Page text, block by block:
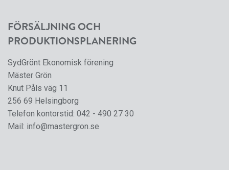
FÖRSÄLJNING OCH
PRODUKTIONSPLANERING
SydGrönt Ekonomisk förening
Mäster Grön
Knut Påls väg 11
256 69 Helsingborg
Telefon kontorstid: 042 - 490 27 30
Mail: info@mastergron.se